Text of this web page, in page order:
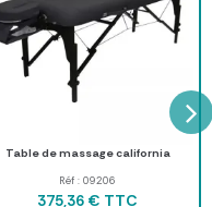
Table de massage california
Réf : 09206
375,36 € TTC